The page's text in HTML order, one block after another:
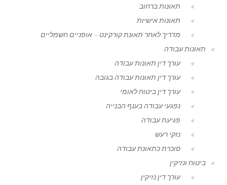
תאונות ברחוב
תאונות אישיות
מדריך לאחר תאונת קורקינט – אופניים חשמליים
תאונות עבודה
עורך דין תאונות עבודה
עורך דין תאונות עבודה בגובה
עורך דין ביטוח לאומי
נפגעי עבודה בענף הבנייה
פגיעת עבודה
נזקי רעש
סוכרת כתאונת עבודה
ביטוח ונזיקין
עורך דין נזיקין